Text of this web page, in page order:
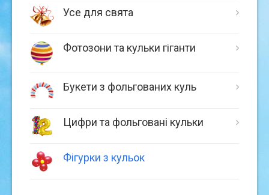
Усе для свята
Фотозони та кульки гіганти
Букети з фольгованих куль
Цифри та фольговані кульки
Фігурки з кульок